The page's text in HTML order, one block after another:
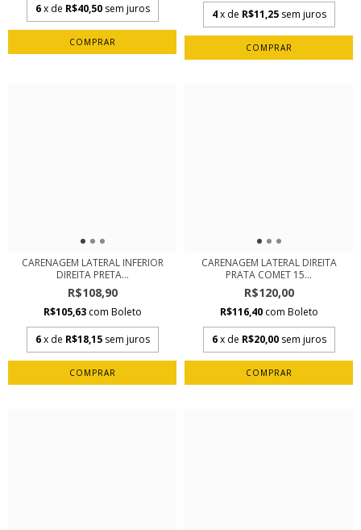
6 x de R$40,50 sem juros
4 x de R$11,25 sem juros
CARENAGEM LATERAL INFERIOR
DIREITA PRETA...
R$108,90
R$105,63 com Boleto
6 x de R$18,15 sem juros
CARENAGEM LATERAL DIREITA
PRATA COMET 15...
R$120,00
R$116,40 com Boleto
6 x de R$20,00 sem juros